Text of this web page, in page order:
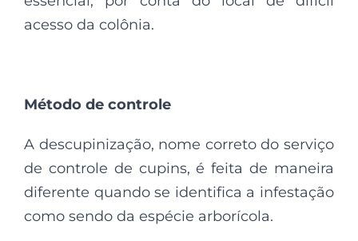
acesso da colônia.
Método de controle
A descupinização, nome correto do serviço
de controle de cupins, é feita de maneira
diferente quando se identifica a infestação
como sendo da espécie arborícola.